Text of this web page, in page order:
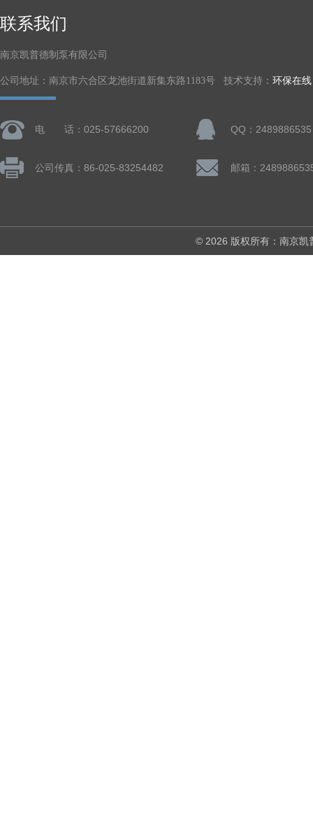
联系我们
南京凯普德制泵有限公司
公司地址：南京市六合区龙池街道新集东路1183号 技术支持： 环保在线
电 话：025-57666200 QQ：2489886535
公司传真：86-025-83254482 邮箱：
© 2026 版权所有：南京